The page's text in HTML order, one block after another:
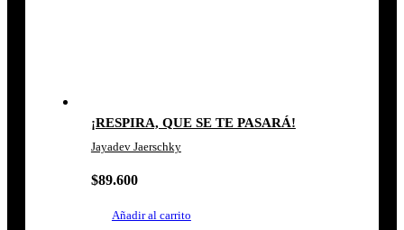
¡RESPIRA, QUE SE TE PASARÁ!
Jayadev Jaerschky
$89.600
Añadir al carrito